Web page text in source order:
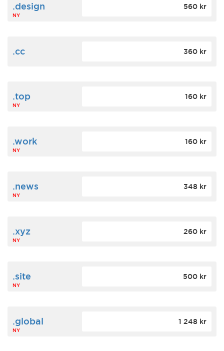
.design
NY
560 kr
.cc 360 kr
.top
NY
160 kr
.work
NY
160 kr
.news
NY
348 kr
.xyz
NY
260 kr
.site
NY
500 kr
.global
NY
1 248 kr